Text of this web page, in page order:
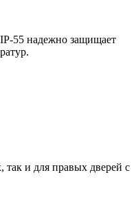
55 надежно защищает
так и для правых дверей с